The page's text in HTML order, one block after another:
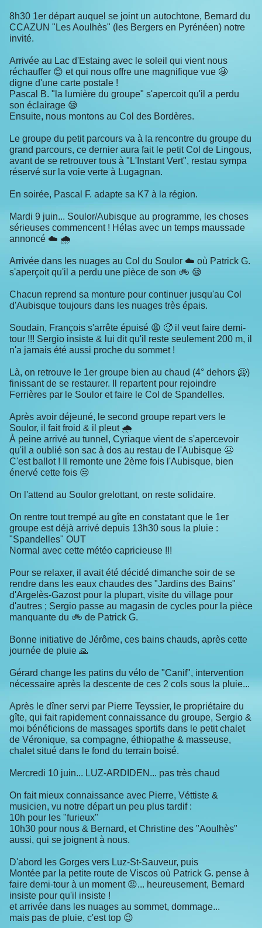
8h30 1er départ auquel se joint un autochtone, Bernard du
CCAZUN "Les Aoulhès" (les Bergers en Pyrénéen) notre
invité.
Arrivée au Lac d'Estaing avec le soleil qui vient nous
réchauffer 😊 et qui nous offre une magnifique vue 🤩
digne d'une carte postale !
Pascal B. "la lumière du groupe" s'apercoit qu'il a perdu
son éclairage 😪
Ensuite, nous montons au Col des Bordères.
Le groupe du petit parcours va à la rencontre du groupe du
grand parcours, ce dernier aura fait le petit Col de Lingous,
avant de se retrouver tous à "L'Instant Vert", restau sympa
réservé sur la voie verte à Lugagnan.
En soirée, Pascal F. adapte sa K7 à la région.
Mardi 9 juin... Soulor/Aubisque au programme, les choses
sérieuses commencent ! Hélas avec un temps maussade
annoncé ☁️ 🌧
Arrivée dans les nuages au Col du Soulor ☁️ où Patrick G.
s'aperçoit qu'il a perdu une pièce de son 🚲 😪
Chacun reprend sa monture pour continuer jusqu'au Col
d'Aubisque toujours dans les nuages très épais.
Soudain, François s'arrête épuisé 😩 🥵 il veut faire demi-
tour !!! Sergio insiste & lui dit qu'il reste seulement 200 m, il
n'a jamais été aussi proche du sommet !
Là, on retrouve le 1er groupe bien au chaud (4° dehors 🥶)
finissant de se restaurer. Il repartent pour rejoindre
Ferrières par le Soulor et faire le Col de Spandelles.
Après avoir déjeuné, le second groupe repart vers le
Soulor, il fait froid & il pleut 🌧
À peine arrivé au tunnel, Cyriaque vient de s'apercevoir
qu'il a oublié son sac à dos au restau de l'Aubisque 😬
C'est ballot ! Il remonte une 2ème fois l'Aubisque, bien
énervé cette fois 😒
On l'attend au Soulor grelottant, on reste solidaire.
On rentre tout trempé au gîte en constatant que le 1er
groupe est déjà arrivé depuis 13h30 sous la pluie :
"Spandelles" OUT
Normal avec cette météo capricieuse !!!
Pour se relaxer, il avait été décidé dimanche soir de se
rendre dans les eaux chaudes des "Jardins des Bains"
d'Argelès-Gazost pour la plupart, visite du village pour
d'autres ; Sergio passe au magasin de cycles pour la pièce
manquante du 🚲 de Patrick G.
Bonne initiative de Jérôme, ces bains chauds, après cette
journée de pluie 🙏
Gérard change les patins du vélo de "Canif", intervention
nécessaire après la descente de ces 2 cols sous la pluie...
Après le dîner servi par Pierre Teyssier, le propriétaire du
gîte, qui fait rapidement connaissance du groupe, Sergio &
moi bénéficions de massages sportifs dans le petit chalet
de Véronique, sa compagne, éthiopathe & masseuse,
chalet situé dans le fond du terrain boisé.
Mercredi 10 juin... LUZ-ARDIDEN... pas très chaud
On fait mieux connaissance avec Pierre, Véttiste &
musicien, vu notre départ un peu plus tardif :
10h pour les "furieux"
10h30 pour nous & Bernard, et Christine des "Aoulhès"
aussi, qui se joignent à nous.
D'abord les Gorges vers Luz-St-Sauveur, puis
Montée par la petite route de Viscos où Patrick G. pense à
faire demi-tour à un moment 😡... heureusement, Bernard
insiste pour qu'il insiste !
et arrivée dans les nuages au sommet, dommage...
mais pas de pluie, c'est top 😉